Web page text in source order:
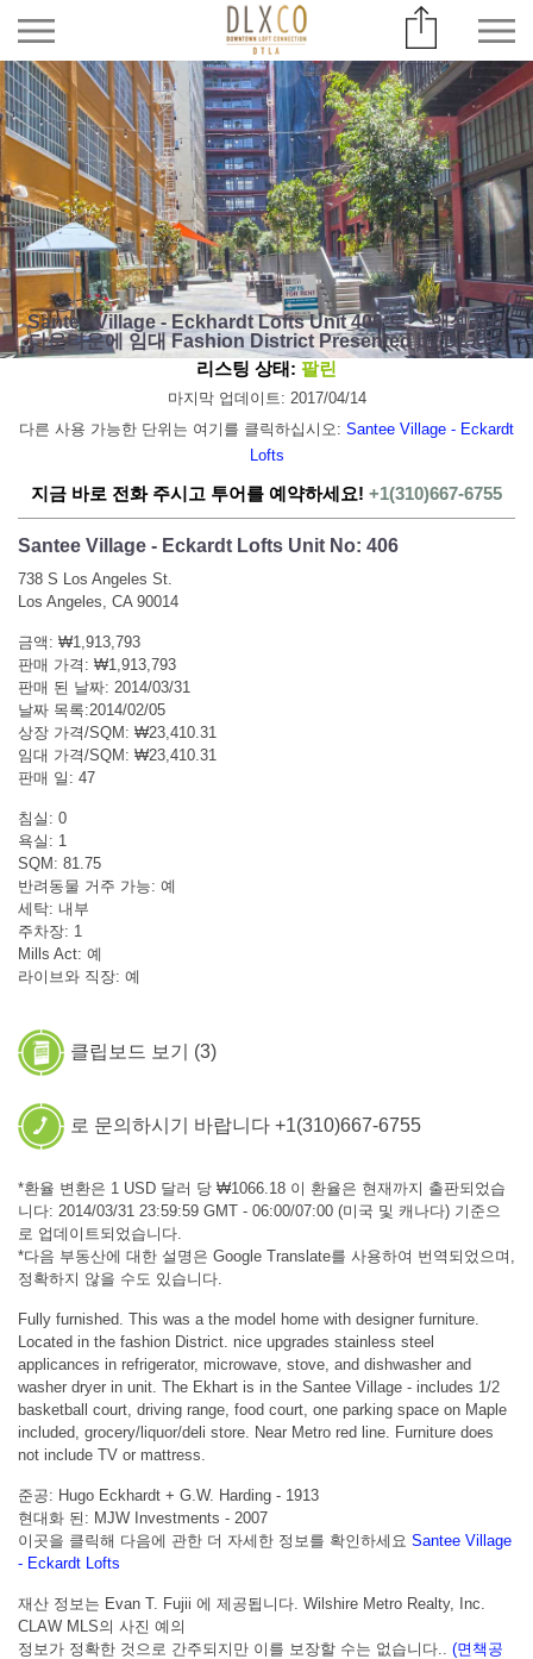
Santee Village - Eckhardt Lofts Unit 406 로스 앤젤레스
다운타운에 임대 Fashion District Presented by DLXco
리스팅 상태: 팔린
마지막 업데이트: 2017/04/14
다른 사용 가능한 단위는 여기를 클릭하십시오: Santee Village - Eckardt
Lofts
지금 바로 전화 주시고 투어를 예약하세요! +1(310)667-6755
Santee Village - Eckardt Lofts Unit No: 406
738 S Los Angeles St.
Los Angeles, CA 90014
금액: ₩1,913,793
판매 가격: ₩1,913,793
판매 된 날짜: 2014/03/31
날짜 목록:2014/02/05
상장 가격/SQM: ₩23,410.31
임대 가격/SQM: ₩23,410.31
판매 일: 47
침실: 0
욕실: 1
SQM: 81.75
반려동물 거주 가능: 예
세탁: 내부
주차장: 1
Mills Act: 예
라이브와 직장: 예
클립보드 보기 (3)
로 문의하시기 바랍니다 +1(310)667-6755
*환율 변환은 1 USD 달러 당 ₩1066.18 이 환율은 현재까지 출판되었습
니다: 2014/03/31 23:59:59 GMT - 06:00/07:00 (미국 및 캐나다) 기준으
로 업데이트되었습니다.
*다음 부동산에 대한 설명은 Google Translate를 사용하여 번역되었으며,
정확하지 않을 수도 있습니다.
Fully furnished. This was a the model home with designer furniture.
Located in the fashion District. nice upgrades stainless steel
applicances in refrigerator, microwave, stove, and dishwasher and
washer dryer in unit. The Ekhart is in the Santee Village - includes 1/2
basketball court, driving range, food court, one parking space on Maple
included, grocery/liquor/deli store. Near Metro red line. Furniture does
not include TV or mattress.
준공: Hugo Eckhardt + G.W. Harding - 1913
현대화 된: MJW Investments - 2007
이곳을 클릭해 다음에 관한 더 자세한 정보를 확인하세요 Santee Village
- Eckardt Lofts
재산 정보는 Evan T. Fujii 에 제공됩니다. Wilshire Metro Realty, Inc.
CLAW MLS의 사진 예의
정보가 정확한 것으로 간주되지만 이를 보장할 수는 없습니다.. (면책공